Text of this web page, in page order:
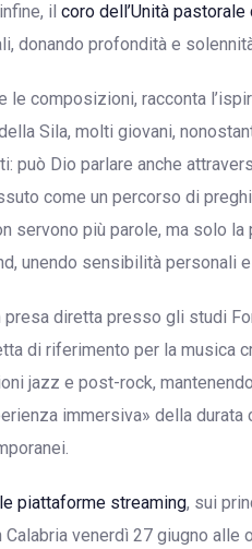
il coro dell’Unità pastorale
donando profondità e
le composizioni, racconta
Sila, molti giovani,
può Dio parlare anche
come un percorso di
servono più parole, ma solo
unendo sensibilità personali
diretta presso gli studi
di riferimento per la musica
jazz e post-rock,
immersiva» della
piattaforme streaming, sui
venerdì 27 giugno